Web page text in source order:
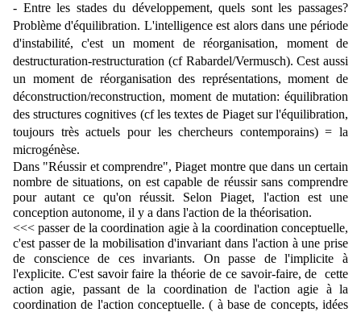
- Entre les stades du développement, quels sont les passages?
Problème d'équilibration. L'intelligence est alors dans une période
d'instabilité, c'est un moment de réorganisation, moment de
destructuration-restructuration (cf Rabardel/Vermusch). Cest aussi
un moment de réorganisation des représentations, moment de
déconstruction/reconstruction, moment de mutation: équilibration
des structures cognitives (cf les textes de Piaget sur l'équilibration,
toujours très actuels pour les chercheurs contemporains) = la
microgénèse.
Dans "Réussir et comprendre", Piaget montre que dans un certain
nombre de situations, on est capable de réussir sans comprendre
pour autant ce qu'on réussit. Selon Piaget, l'action est une
conception autonome, il y a dans l'action de la théorisation.
<<< passer de la coordination agie à la coordination conceptuelle,
c'est passer de la mobilisation d'invariant dans l'action à une prise
de conscience de ces invariants. On passe de l'implicite à
l'explicite. C'est savoir faire la théorie de ce savoir-faire, de  cette
action agie, passant de la coordination de l'action agie à la
coordination de l'action conceptuelle. ( à base de concepts, idées